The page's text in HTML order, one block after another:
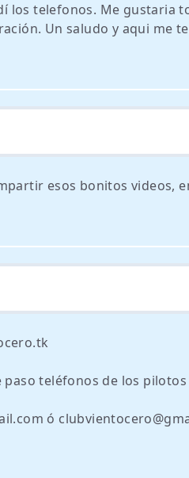
los telefonos. Me gustaria
Un saludo y aqui me
esos bonitos videos,
teléfonos de los pilotos
ó